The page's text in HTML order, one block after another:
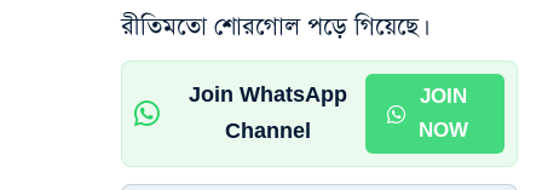
রীতিমতো শোরগোল পড়ে গিয়েছে।
Join WhatsApp
Channel
JOIN
NOW